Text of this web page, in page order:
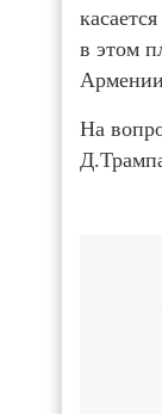
в этом
На